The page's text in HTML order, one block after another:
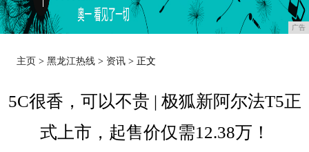
广告
主页 >黑龙江热线 > 资讯 > 正文
5C很香，可以不贵 | 极狐新阿尔法T5正
式上市，起售价仅需12.38万！